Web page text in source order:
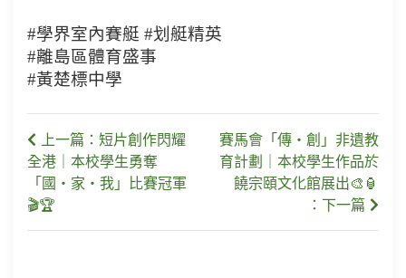
#學界室內賽艇 #划艇精英
#離島區體育盛事
#黃楚標中學
上一篇：短片創作閃耀
全港｜本校學生勇奪
「國・家・我」比賽冠軍
🎬🏆
賽馬會「傳・創」非遺教
育計劃｜本校學生作品於
饒宗頤文化館展出🎨🏮
：下一篇